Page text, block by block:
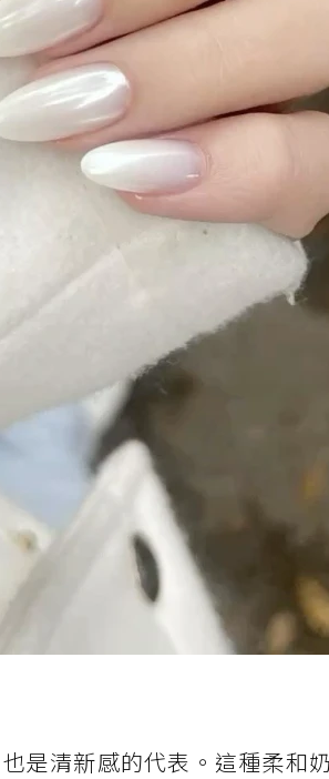
是清新感的代表。這種柔和